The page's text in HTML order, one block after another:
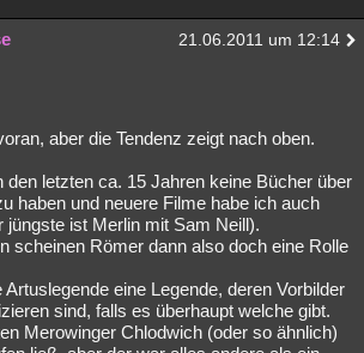
21.06.2011 um 12:14
aber die Tendenz zeigt nach oben.
den letzten ca. 15 Jahren keine Bücher über
haben und neuere Filme habe ich auch
jüngste ist Merlin mit Sam Neill).
scheinen Römer dann also doch eine Rolle
Artuslegende eine Legende, deren Vorbilder
sind, falls es überhaupt welche gibt.
Merowinger Chlodwich (oder so ähnlich)